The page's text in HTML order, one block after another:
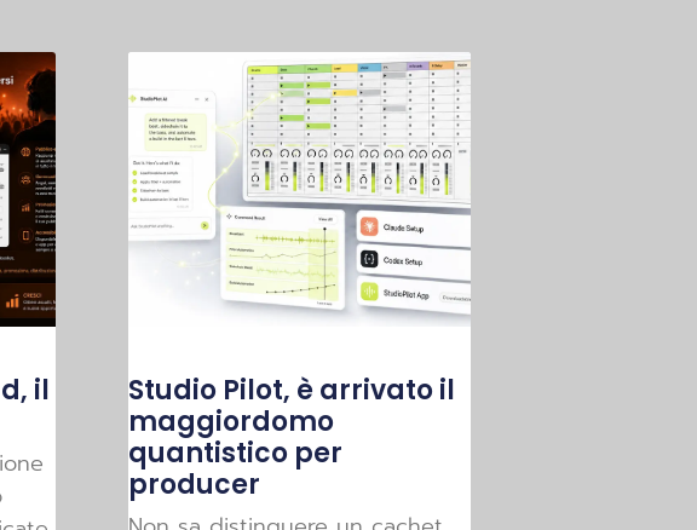
il
Studio Pilot, è arrivato il
maggiordomo
quantistico per
producer